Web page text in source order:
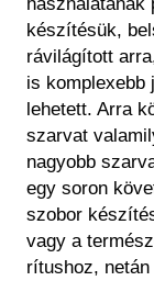
készítésük,
rávilágított
is komplexebb
lehetett. Arra
szarvat
nagyobb
egy soron
szobor
vagy a
rítushoz,